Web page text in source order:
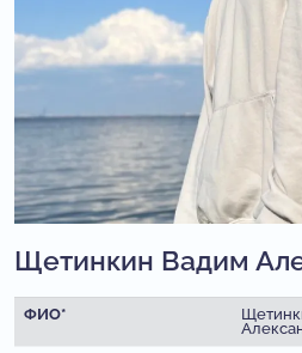
Щетинкин Вадим
ФИО*